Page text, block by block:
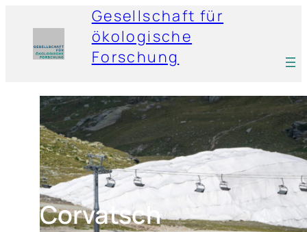
Gesellschaft für
ökologische
Forschung
Corvatsch